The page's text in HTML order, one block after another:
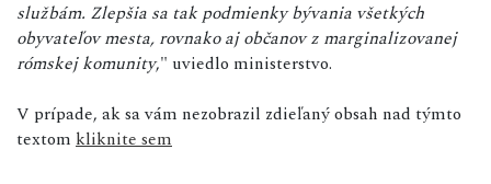
službám. Zlepšia sa tak podmienky bývania všetkých
obyvateľov mesta, rovnako aj občanov z marginalizovanej
rómskej komunity," uviedlo ministerstvo.
V prípade, ak sa vám nezobrazil zdieľaný obsah nad týmto
textom kliknite sem